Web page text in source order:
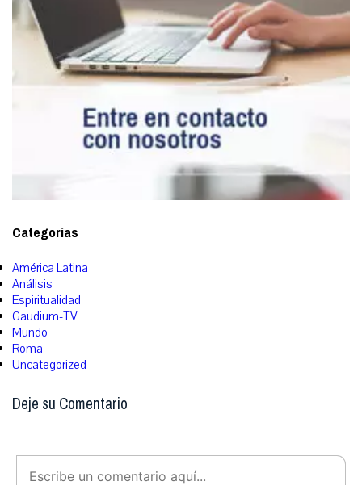
Categorías
América Latina
Análisis
Espiritualidad
Gaudium-TV
Mundo
Roma
Uncategorized
Deje su Comentario